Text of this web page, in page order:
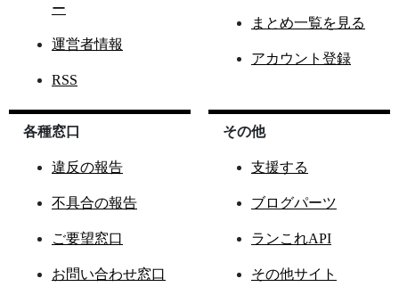
ー
運営者情報
RSS
まとめ一覧を見る
アカウント登録
各種窓口
違反の報告
不具合の報告
ご要望窓口
お問い合わせ窓口
その他
支援する
ブログパーツ
ランこれAPI
その他サイト